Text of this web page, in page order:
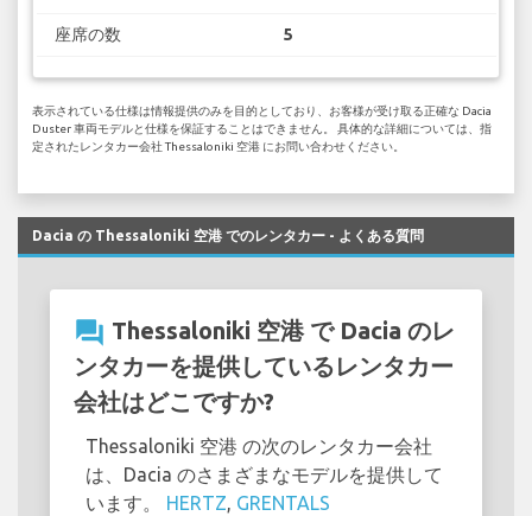
座席の数 5
表示されている仕様は情報提供のみを目的としており、お客様が受け取る正確な Dacia
Duster 車両モデルと仕様を保証することはできません。 具体的な詳細については、指
定されたレンタカー会社 Thessaloniki 空港 にお問い合わせください。
Dacia の Thessaloniki 空港 でのレンタカー - よくある質問
question_answer Thessaloniki 空港 で Dacia のレ
ンタカーを提供しているレンタカー
会社はどこですか?
Thessaloniki 空港 の次のレンタカー会社
は、Dacia のさまざまなモデルを提供して
います。 HERTZ, GRENTALS